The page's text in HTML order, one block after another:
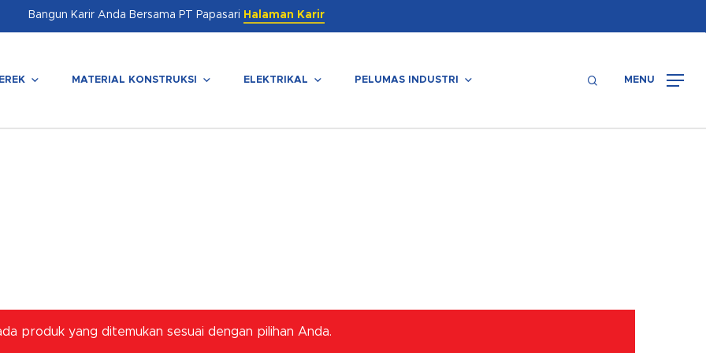
Bangun Karir Anda Bersama PT Papasari Halaman Karir
MATERIAL KONSTRUKSI ELEKTRIKAL PELUMAS INDUSTRI searchMENU
produk yang ditemukan sesuai dengan pilihan Anda.